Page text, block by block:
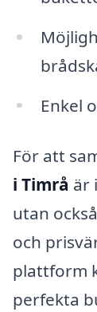
Enkel
För att
i Timrå är
utan
och
plattform
perfekta